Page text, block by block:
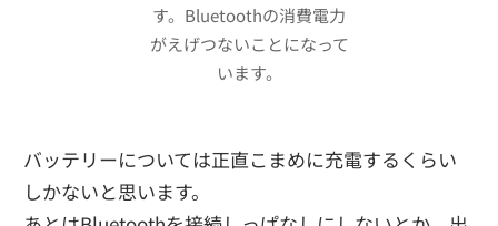
す。Bluetoothの消費電力
がえげつないことになって
います。
バッテリーについては正直こまめに充電するくらい
しかないと思います。